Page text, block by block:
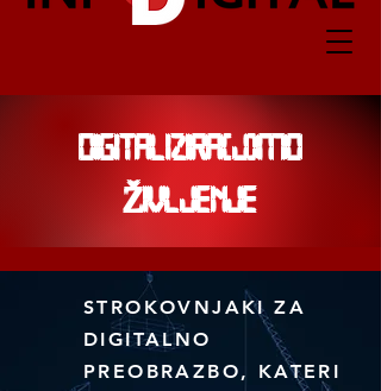
dIGITALIZIRA(J)MO
ŽIVLJENJE
STROKOVNJAKI ZA
DIGITALNO
PREOBRAZBO, KATERI